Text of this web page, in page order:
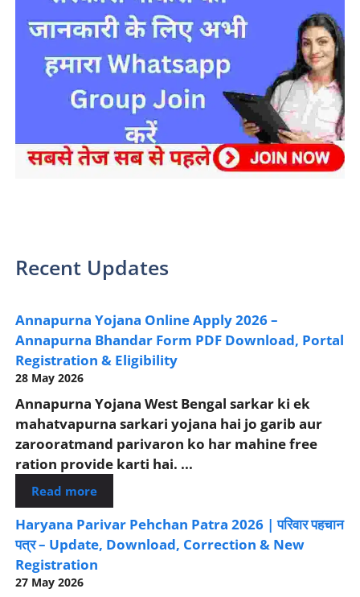
Recent Updates
Annapurna Yojana Online Apply 2026 –
Annapurna Bhandar Form PDF Download, Portal
Registration & Eligibility
28 May 2026
Annapurna Yojana West Bengal sarkar ki ek
mahatvapurna sarkari yojana hai jo garib aur
zarooratmand parivaron ko har mahine free
ration provide karti hai. ...
Read more
Haryana Parivar Pehchan Patra 2026 | परिवार पहचान
पत्र – Update, Download, Correction & New
Registration
27 May 2026